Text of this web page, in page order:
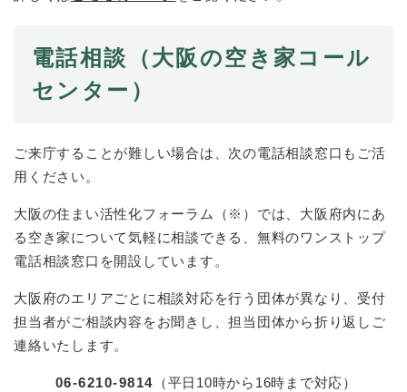
電話相談（大阪の空き家コール
センター）
ご来庁することが難しい場合は、次の電話相談窓口もご活
用ください。
大阪の住まい活性化フォーラム（※）では、大阪府内にあ
る空き家について気軽に相談できる、無料のワンストップ
電話相談窓口を開設しています。
大阪府のエリアごとに相談対応を行う団体が異なり、受付
担当者がご相談内容をお聞きし、担当団体から折り返しご
連絡いたします。
06-6210-9814 （平日10時から16時まで対応）